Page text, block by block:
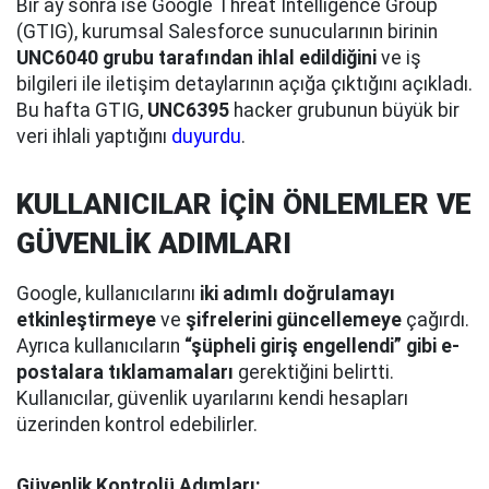
Bir ay sonra ise Google Threat Intelligence Group
(GTIG), kurumsal Salesforce sunucularının birinin
UNC6040 grubu tarafından ihlal edildiğini ve iş
bilgileri ile iletişim detaylarının açığa çıktığını açıkladı.
Bu hafta GTIG, UNC6395 hacker grubunun büyük bir
veri ihlali yaptığını duyurdu.
KULLANICILAR İÇİN ÖNLEMLER VE
GÜVENLİK ADIMLARI
Google, kullanıcılarını iki adımlı doğrulamayı
etkinleştirmeye ve şifrelerini güncellemeye çağırdı.
Ayrıca kullanıcıların “şüpheli giriş engellendi” gibi e-
postalara tıklamamaları gerektiğini belirtti.
Kullanıcılar, güvenlik uyarılarını kendi hesapları
üzerinden kontrol edebilirler.